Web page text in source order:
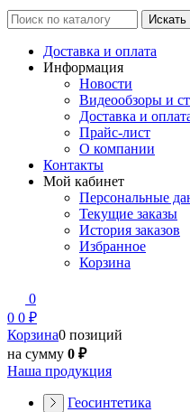
Доставка и оплата
Информация
Новости
Видеообзоры и
Доставка и
Прайс-лист
О компании
Контакты
Мой кабинет
Персональные
Текущие заказы
История заказов
Избранное
Корзина
0
0 0 ₽
Корзина0 позиций
на сумму 0 ₽
Наша продукция
Геосинтетика